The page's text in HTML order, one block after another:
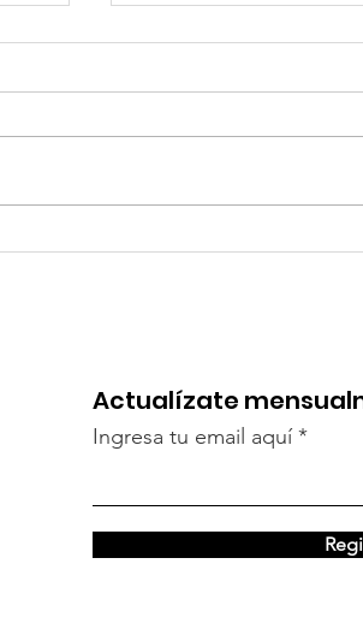
Memoria AOSR 2022
Adjuntamos la memoria
Actualízate
Ingresa tu email aquí